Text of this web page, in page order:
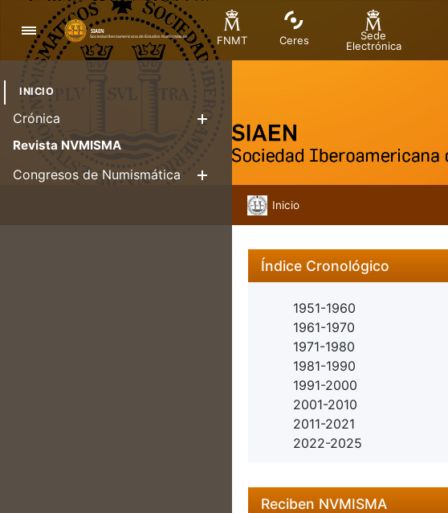
Navigation
FNMT Ceres
Sede
Electrónica
INICIO
Crónica Show/Hide
Revista NVMISMA
Congresos de Numismática
Inicio
Índice Cronológico
1951-1960
1961-1970
1971-1980
1981-1990
1991-2000
2001-2010
2011-2021
2022-2025
Reciben NVMISMA